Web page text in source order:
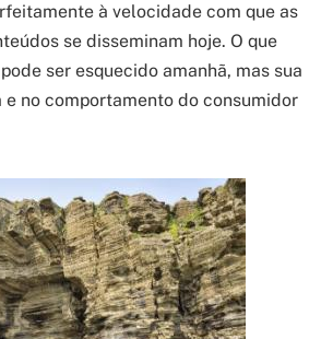
à velocidade com que as
se disseminam hoje. O que
ser esquecido amanhã, mas sua
e no comportamento do consumidor